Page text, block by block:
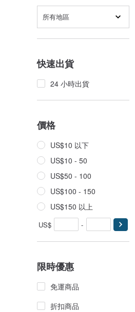
所有地區
快速出貨
24 小時出貨
價格
US$10 以下
US$10 - 50
US$50 - 100
US$100 - 150
US$150 以上
US$ -
限時優惠
免運商品
折扣商品